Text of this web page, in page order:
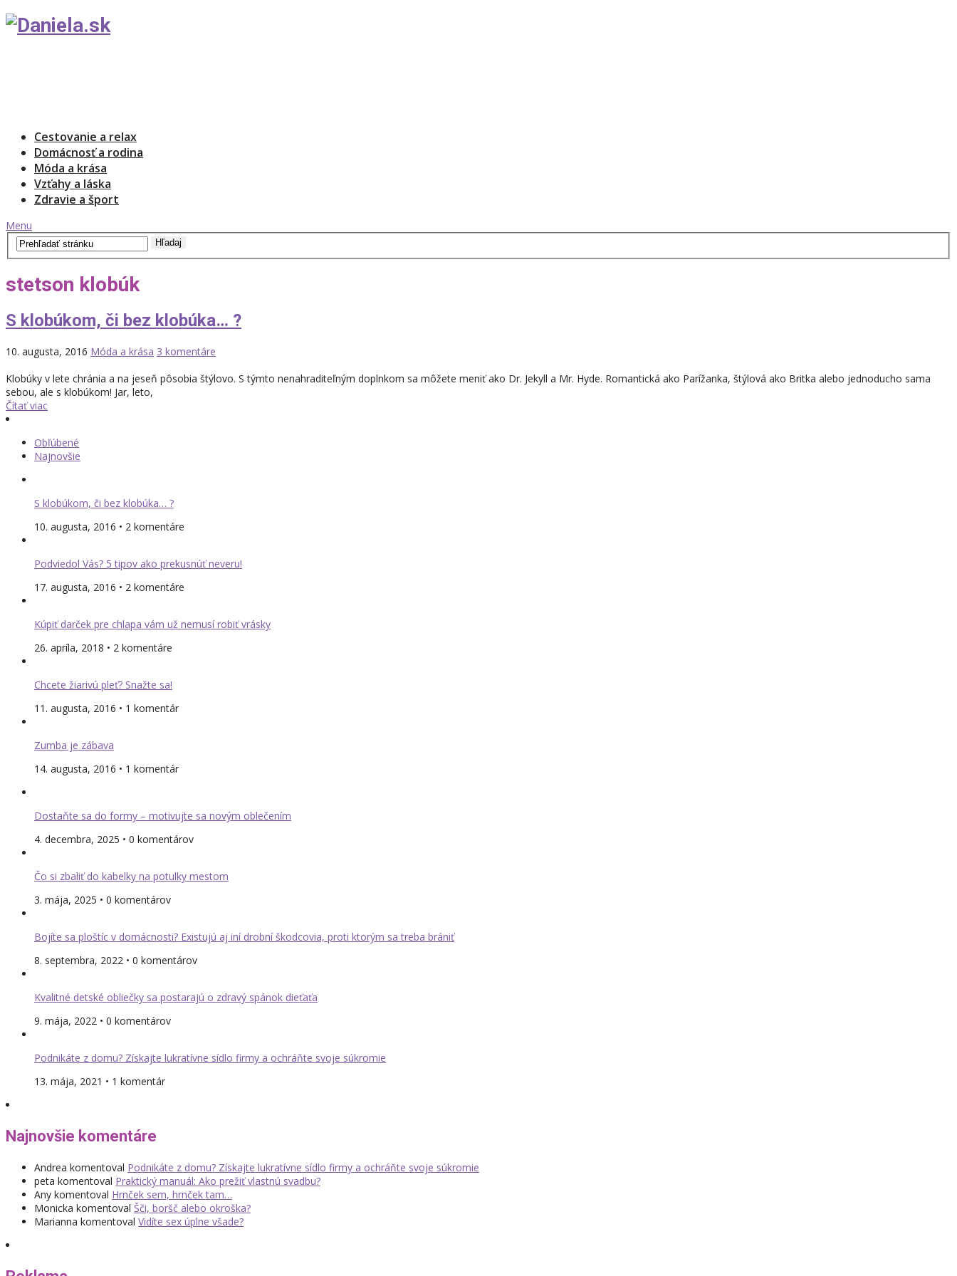
Cestovanie a relax
Domácnosť a rodina
Móda a krása
Vzťahy a láska
Zdravie a šport
Menu
stetson klobúk
S klobúkom, či bez klobúka… ?
10. augusta, 2016 Móda a krása 3 komentáre
Klobúky v lete chránia a na jeseň pôsobia štýlovo. S týmto nenahraditeľným doplnkom sa môžete meniť ako Dr. Jekyll a Mr. Hyde. Romantická ako Parížanka, štýlová ako Britka alebo jednoducho sama
sebou, ale s klobúkom! Jar, leto,
Čítať viac
Obľúbené
Najnovšie
S klobúkom, či bez klobúka… ?
10. augusta, 2016 • 2 komentáre
Podviedol Vás? 5 tipov ako prekusnúť neveru!
17. augusta, 2016 • 2 komentáre
Kúpiť darček pre chlapa vám už nemusí robiť vrásky
26. apríla, 2018 • 2 komentáre
Chcete žiarivú pleť? Snažte sa!
11. augusta, 2016 • 1 komentár
Zumba je zábava
14. augusta, 2016 • 1 komentár
Dostaňte sa do formy – motivujte sa novým oblečením
4. decembra, 2025 • 0 komentárov
Čo si zbaliť do kabelky na potulky mestom
3. mája, 2025 • 0 komentárov
Bojíte sa ploštíc v domácnosti? Existujú aj iní drobní škodcovia, proti ktorým sa treba brániť
8. septembra, 2022 • 0 komentárov
Kvalitné detské obliečky sa postarajú o zdravý spánok dieťaťa
9. mája, 2022 • 0 komentárov
Podnikáte z domu? Získajte lukratívne sídlo firmy a ochráňte svoje súkromie
13. mája, 2021 • 1 komentár
Najnovšie komentáre
Andrea komentoval Podnikáte z domu? Získajte lukratívne sídlo firmy a ochráňte svoje súkromie
peta komentoval Praktický manuál: Ako prežiť vlastnú svadbu?
Any komentoval Hrnček sem, hrnček tam…
Monicka komentoval Šči, boršč alebo okroška?
Marianna komentoval Vidíte sex úplne všade?